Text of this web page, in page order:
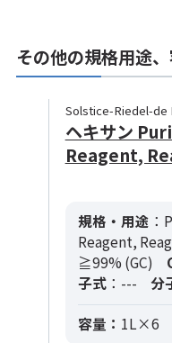
その他の規格用途
Solstice-Riedel-de
ヘキサン
Reagent,
規格・用途 ：
Reagent,
≧99% (GC)
子式：--- 分
容量： 1L×6